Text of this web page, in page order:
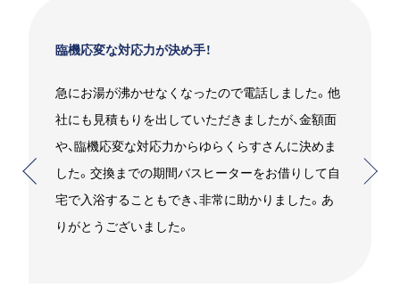
臨機応変な対応力が決め手！
急にお湯が沸かせなくなったので電話しました。他
社にも見積もりを出していただきましたが、金額面
や、臨機応変な対応力からゆらくらすさんに決めま
した。交換までの期間バスヒーターをお借りして自
宅で入浴することもでき、非常に助かりました。あ
りがとうございました。